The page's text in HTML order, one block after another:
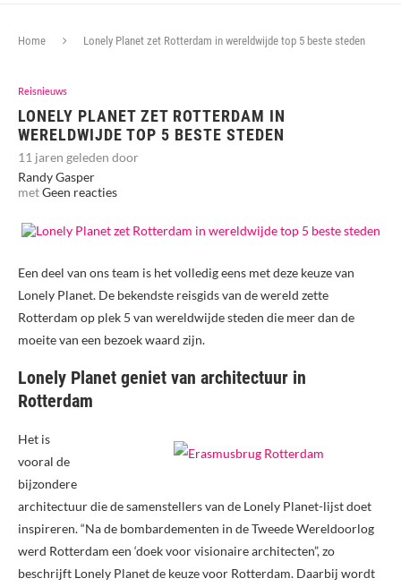
Home Lonely Planet zet Rotterdam in wereldwijde top 5 beste steden
Reisnieuws
LONELY PLANET ZET ROTTERDAM IN
WERELDWIJDE TOP 5 BESTE STEDEN
11 jaren geleden door
Randy Gasper
metGeen reacties
Een deel van ons team is het volledig eens met deze keuze van
Lonely Planet. De bekendste reisgids van de wereld zette
Rotterdam op plek 5 van wereldwijde steden die meer dan de
moeite van een bezoek waard zijn.
Lonely Planet geniet van architectuur in
Rotterdam
Het is
vooral de
bijzondere
architectuur die de samenstellers van de Lonely Planet-lijst doet
inspireren. “Na de bombardementen in de Tweede Wereldoorlog
werd Rotterdam een ‘doek voor visionaire architecten”, zo
beschrijft Lonely Planet de keuze voor Rotterdam. Daarbij wordt